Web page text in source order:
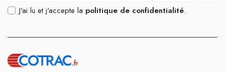
J'ai lu et j'accepte la politique de confidentialité.